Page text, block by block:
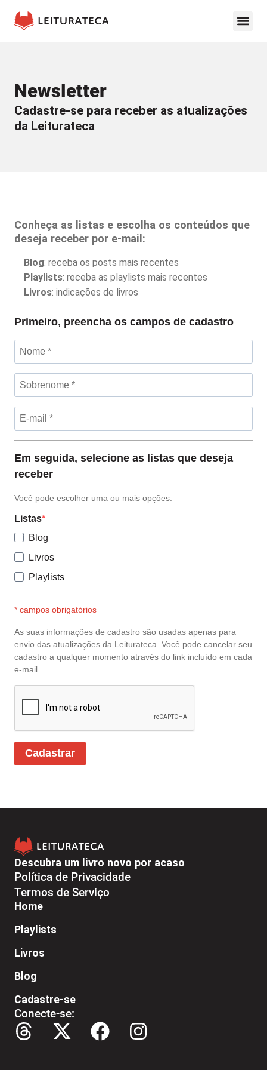
Newsletter
Cadastre-se para receber as atualizações
da Leiturateca
Primeiro, preencha os campos de cadastro
Em seguida, selecione as listas que deseja
receber
Você pode escolher uma ou mais opções.
Listas
Blog
Livros
Playlists
* campos obrigatórios
As suas informações de cadastro são usadas apenas para
envio das atualizações da Leiturateca. Você pode cancelar seu
cadastro a qualquer momento através do link incluído em cada
e-mail.
Cadastrar
Conheça as listas e escolha os conteúdos que
deseja receber por e-mail:
Blog: receba os posts mais recentes
Playlists: receba as playlists mais recentes
Livros: indicações de livros
Descubra um livro novo por acaso
Política de Privacidade
Termos de Serviço
Home
Playlists
Livros
Blog
Cadastre-se
Conecte-se: